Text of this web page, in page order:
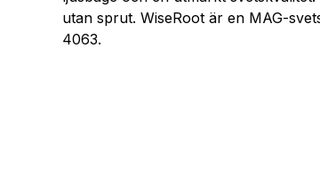
utan sprut. WiseRoot är en MAG-
4063.